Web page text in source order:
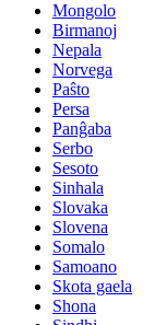
Mongolo
Birmanoj
Nepala
Norvega
Paŝto
Persa
Panĝaba
Serbo
Sesoto
Sinhala
Slovaka
Slovena
Somalo
Samoano
Skota gaela
Shona